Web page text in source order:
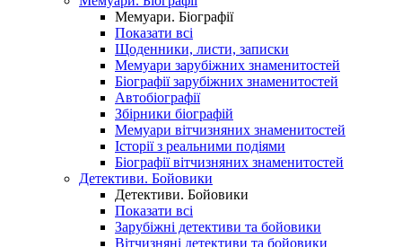
Мемуари. Біографії
Показати всі
Щоденники, листи, записки
Мемуари зарубіжних знаменитостей
Біографії зарубіжних знаменитостей
Автобіографії
Збірники біографій
Мемуари вітчизняних знаменитостей
Історії з реальними подіями
Біографії вітчизняних знаменитостей
Детективи. Бойовики
Детективи. Бойовики
Показати всі
Зарубіжні детективи та бойовики
Вітчизняні детективи та бойовики